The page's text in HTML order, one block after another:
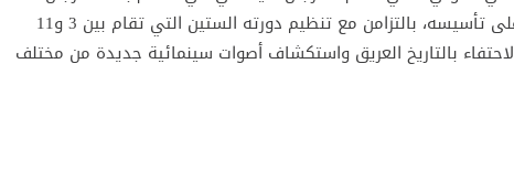
البندقية، للاحتفال بمرور ثمانين عاماً على تأسيسه، بالتزامن مع تنظيم دورته الستين التي تقام بين 3 و11
بين الاحتفاء بالتاريخ العريق واستكشاف أصوات سينمائية جديدة من مختلف